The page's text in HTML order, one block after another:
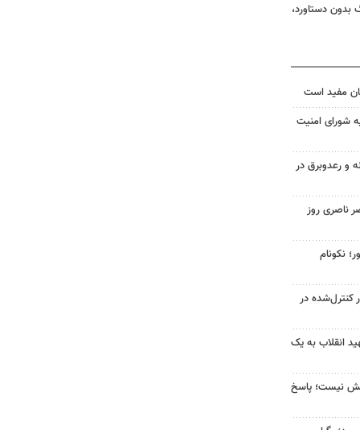
بدون دستاورد،
مفید است
شورای امنیت
و رعدوبرق در
ناصری روز
نکونام
کنترل‌شده در
انقلاب به یک
نیست؛ پاسخ